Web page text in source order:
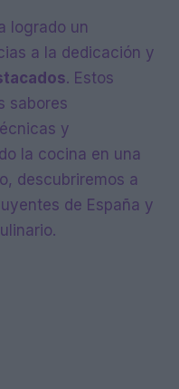
logrado un
a la dedicación y
. Estos
sabores
y
la cocina en una
descubriremos a
de España y